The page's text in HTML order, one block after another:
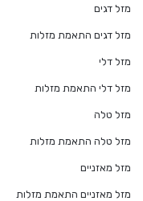
מזל דגים
מזל דגים התאמת מזלות
מזל דלי
מזל דלי התאמת מזלות
מזל טלה
מזל טלה התאמת מזלות
מזל מאזניים
מזל מאזניים התאמת מזלות